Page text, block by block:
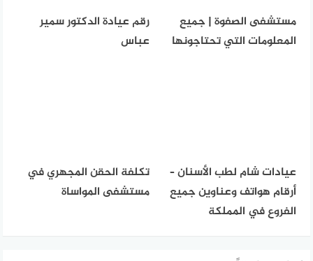
مستشفى الصفوة | جميع
المعلومات التي تحتاجونها
رقم عيادة الدكتور سمير
عباس
عيادات شام لطب الأسنان –
أرقام هواتف وعناوين جميع
الفروع في المملكة
تكلفة الحقن المجهري في
مستشفى المواساة